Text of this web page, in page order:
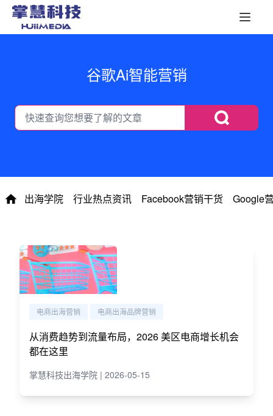
谷歌Ai智能营销
出海学院 行业热点资讯 Facebook营销干货 Google
电商出海营销 电商出海品牌营销
从消费趋势到流量布局，2026 美区电商增长机会
都在这里
掌慧科技出海学院 | 2026-05-15